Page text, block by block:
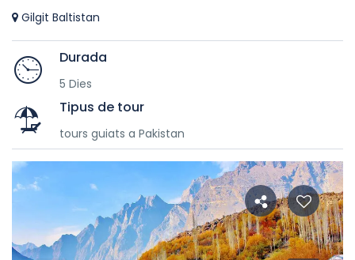
Gilgit Baltistan
Durada
5 Dies
Tipus de tour
tours guiats a Pakistan